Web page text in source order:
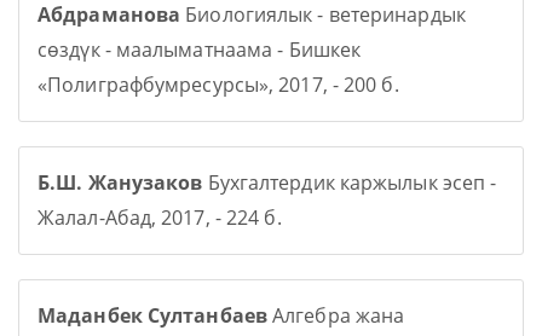
Абдраманова Биологиялык - ветеринардык
сөздүк - маалыматнаама - Бишкек
«Полиграфбумресурсы», 2017, - 200 б.
Б.Ш. Жанузаков Бухгалтердик каржылык эсеп -
Жалал-Абад, 2017, - 224 б.
Маданбек СултанбаевАлгебра жана